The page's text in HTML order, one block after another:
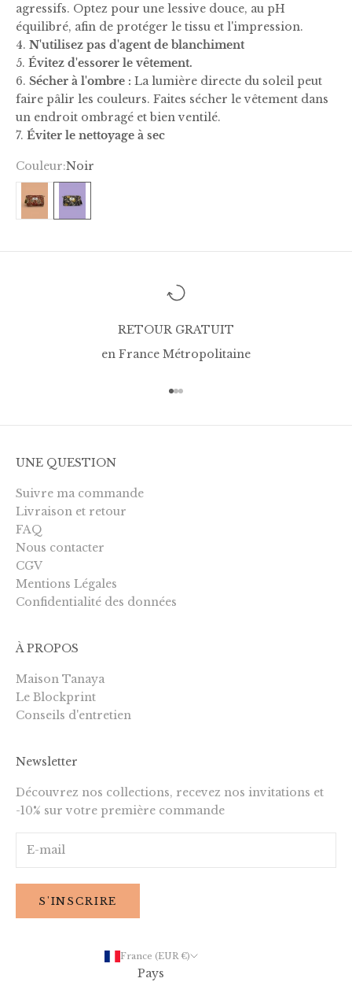
agressifs. Optez pour une lessive douce, au pH
équilibré, afin de protéger le tissu et l'impression.
4. N'utilisez pas d'agent de blanchiment
5. Évitez d'essorer le vêtement.
6. Sécher à l'ombre : La lumière directe du soleil peut
faire pâlir les couleurs. Faites sécher le vêtement dans
un endroit ombragé et bien ventilé.
7. Éviter le nettoyage à sec
Couleur:Noir
RETOUR GRATUIT
en France Métropolitaine
Aller à l'élément 1
Aller à l'élément 2
Aller à l'élément 3
UNE QUESTION
Suivre ma commande
Livraison et retour
FAQ
Nous contacter
CGV
Mentions Légales
Confidentialité des données
À PROPOS
Maison Tanaya
Le Blockprint
Conseils d'entretien
Newsletter
Découvrez nos collections, recevez nos invitations et
-10% sur votre première commande
S'INSCRIRE
France (EUR €)
Pays